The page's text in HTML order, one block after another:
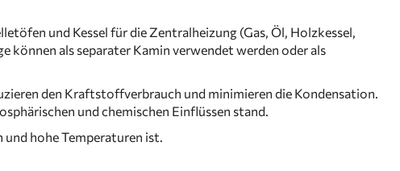
und Kessel für die Zentralheizung (Gas, Öl, Holzkessel,
können als separater Kamin verwendet werden oder als
den Kraftstoffverbrauch und minimieren die Kondensation.
und chemischen Einflüssen stand.
hohe Temperaturen ist.